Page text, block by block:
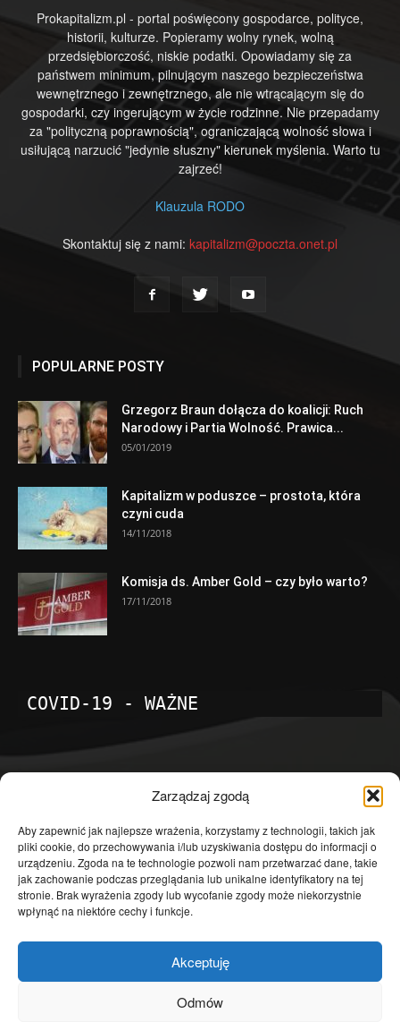
Zarządzaj zgodą
Aby zapewnić jak najlepsze wrażenia, korzystamy z technologii, takich jak
pliki cookie, do przechowywania i/lub uzyskiwania dostępu do informacji o
urządzeniu. Zgoda na te technologie pozwoli nam przetwarzać dane, takie
jak zachowanie podczas przeglądania lub unikalne identyfikatory na tej
stronie. Brak wyrażenia zgody lub wycofanie zgody może niekorzystnie
wpłynąć na niektóre cechy i funkcje.
Akceptuję
Odmów
Prokapitalizm.pl - portal poświęcony gospodarce, polityce,
historii, kulturze. Popieramy wolny rynek, wolną
przedsiębiorczość, niskie podatki. Opowiadamy się za
państwem minimum, pilnującym naszego bezpieczeństwa
wewnętrznego i zewnętrznego, ale nie wtrącającym się do
gospodarki, czy ingerującym w życie rodzinne. Nie przepadamy
za "polityczną poprawnością", ograniczającą wolność słowa i
usiłującą narzucić "jedynie słuszny" kierunek myślenia. Warto tu
zajrzeć!
Klauzula RODO
Skontaktuj się z nami: kapitalizm@poczta.onet.pl
POPULARNE POSTY
Grzegorz Braun dołącza do koalicji: Ruch
Narodowy i Partia Wolność. Prawica...
05/01/2019
Kapitalizm w poduszce – prostota, która
czyni cuda
14/11/2018
Komisja ds. Amber Gold – czy było warto?
17/11/2018
COVID-19 - WAŻNE
Temat dnia
4601
Publicystyka
4363
Polityka
3639
Polska
Społeczeństwo
2823